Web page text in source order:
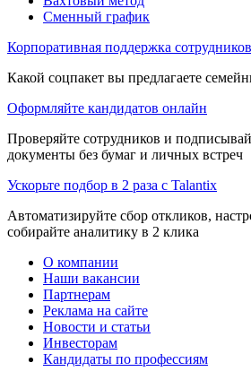
Сменный график
Корпоративная поддержка сотрудников
Какой соцпакет вы предлагаете
Оформляйте кандидатов онлайн
Проверяйте сотрудников и
документы без бумаг и личных встреч
Ускорьте подбор в 2 раза с Talantix
Автоматизируйте сбор откликов,
собирайте аналитику в 2 клика
О компании
Наши вакансии
Партнерам
Реклама на сайте
Новости и статьи
Инвесторам
Кандидаты по профессиям